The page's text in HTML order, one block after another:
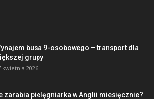
busa 9-osobowego – transport dla
grupy
kwietnia 2026
zarabia pielęgniarka w Anglii miesięcznie?